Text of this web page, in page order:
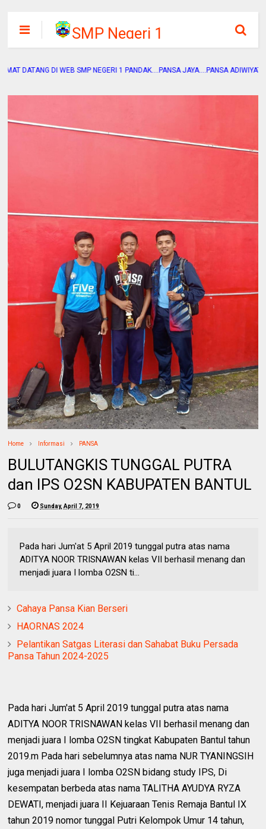
SMP Negeri 1
Pandak
DI WEB SMP NEGERI 1 PANDAK....PANSA JAYA....PANSA ADIWIYATA....PANSA
Home Informasi PANSA
BULUTANGKIS TUNGGAL PUTRA
dan IPS O2SN KABUPATEN BANTUL
0 Sunday, April 7, 2019
Pada hari Jum'at 5 April 2019 tunggal putra atas nama
ADITYA NOOR TRISNAWAN kelas VII berhasil menang dan
menjadi juara I lomba O2SN ti...
Cahaya Pansa Kian Berseri
HAORNAS 2024
Pelantikan Satgas Literasi dan Sahabat Buku Persada
Pansa Tahun 2024-2025
Pada hari Jum'at 5 April 2019 tunggal putra atas nama
ADITYA NOOR TRISNAWAN kelas VII berhasil menang dan
menjadi juara I lomba O2SN tingkat Kabupaten Bantul tahun
2019.m Pada hari sebelumnya atas nama NUR TYANINGSIH
juga menjadi juara I lomba O2SN bidang study IPS, Di
kesempatan berbeda atas nama TALITHA AYUDYA RYZA
DEWATI, menjadi juara II Kejuaraan Tenis Remaja Bantul IX
tahun 2019 nomor tunggal Putri Kelompok Umur 14 tahun,